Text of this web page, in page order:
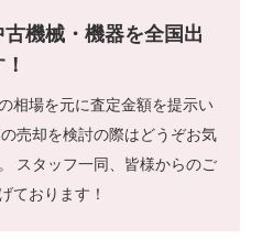
機械・機器を全国出
相場を元に査定金額を提示い
売却を検討の際はどうぞお気
スタッフ一同、皆様からのご
ております！